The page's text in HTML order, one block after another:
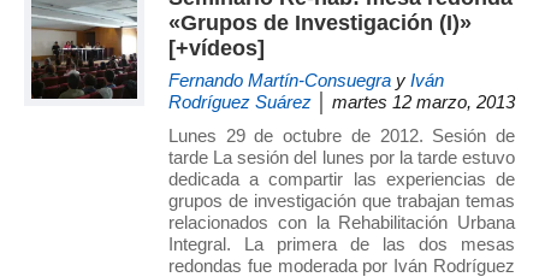
la
Universidad
Politécnica
«Grupos de Investigación (I)»
[+vídeos]
Fernando Martín-Consuegra y Iván
Rodríguez Suárez │ martes 12 marzo, 2013
Lunes 29 de octubre de 2012. Sesión de
tarde La sesión del lunes por la tarde estuvo
dedicada a compartir las experiencias de
grupos de investigación que trabajan temas
relacionados con la Rehabilitación Urbana
Integral. La primera de las dos mesas
redondas fue moderada por Iván Rodríguez